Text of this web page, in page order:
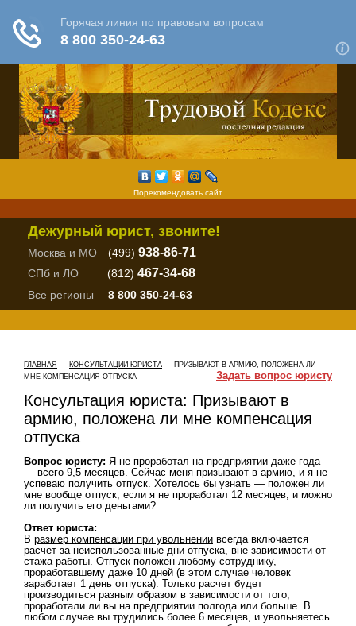
Порекомендовать сайт
Дежурный юрист, звоните!
Москва и МО (499) 938-86-71
СПб и ЛО (812) 467-34-68
Все регионы 8 800 350-24-63
ГЛАВНАЯ — КОНСУЛЬТАЦИИ ЮРИСТА — ПРИЗЫВАЮТ В АРМИЮ, ПОЛОЖЕНА ЛИ
МНЕ КОМПЕНСАЦИЯ ОТПУСКА
Задать вопрос юристу
Консультация юриста: Призывают в
армию, положена ли мне компенсация
отпуска
Вопрос юристу: Я не проработал на предприятии даже года
— всего 9,5 месяцев. Сейчас меня призывают в армию, и я не
успеваю получить отпуск. Хотелось бы узнать — положен ли
мне вообще отпуск, если я не проработал 12 месяцев, и можно
ли получить его деньгами?
Ответ юриста:
В размер компенсации при увольнении всегда включается
расчет за неиспользованные дни отпуска, вне зависимости от
стажа работы. Отпуск положен любому сотруднику,
проработавшему даже 10 дней (в этом случае человек
заработает 1 день отпуска). Только расчет будет
производиться разным образом в зависимости от того,
проработали ли вы на предприятии полгода или больше. В
любом случае вы трудились более 6 месяцев, и увольняетесь